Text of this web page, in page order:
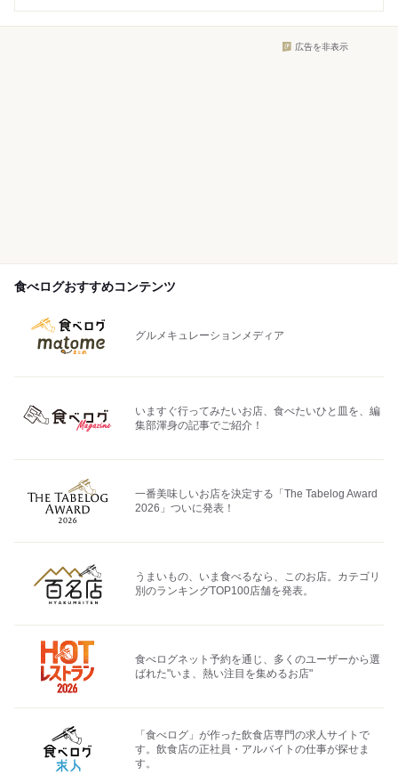
広告を非表示
食べログおすすめコンテンツ
グルメキュレーションメディア
いますぐ行ってみたいお店、食べたいひと皿を、編
集部渾身の記事でご紹介！
一番美味しいお店を決定する「The Tabelog Award
2026」ついに発表！
うまいもの、いま食べるなら、このお店。カテゴリ
別のランキングTOP100店舗を発表。
食べログネット予約を通じ、多くのユーザーから選
ばれた"いま、熱い注目を集めるお店"
「食べログ」が作った飲食店専門の求人サイトで
す。飲食店の正社員・アルバイトの仕事が探せま
す。